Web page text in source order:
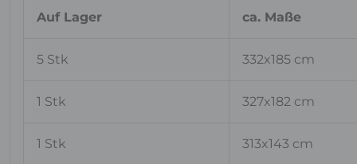
Auf Lager ca. Maße
5 Stk 332x185 cm
1 Stk 327x182 cm
1 Stk 313x143 cm